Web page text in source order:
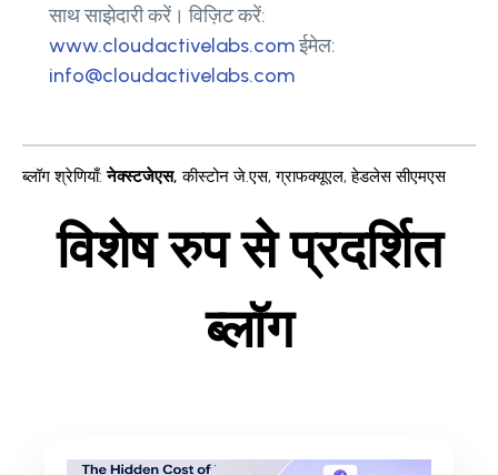
साथ साझेदारी करें। विज़िट करें:
www.cloudactivelabs.comईमेल:
info@cloudactivelabs.com
ब्लॉग श्रेणियाँ: नेक्स्टजेएस, कीस्टोन जे.एस,ग्राफक्यूएल,हेडलेस सीएमएस
विशेष रुप से प्रदर्शित
ब्लॉग